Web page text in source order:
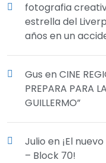
fotografia
estrella del
años en un
Gus enCINE
PREPARA PARA
GUILLERMO”
Julio en ¡El
– Block 70!